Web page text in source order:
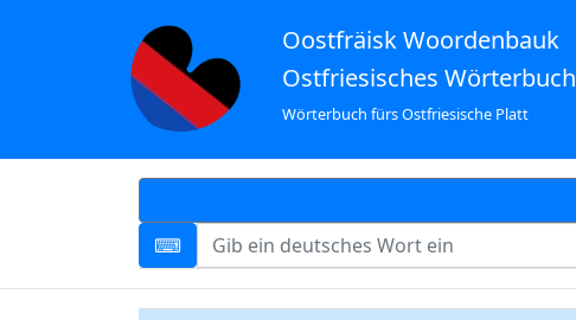
Oostfräisk Woordenbauk
Ostfriesisches Wörterbuch
Wörterbuch fürs Ostfriesische Platt